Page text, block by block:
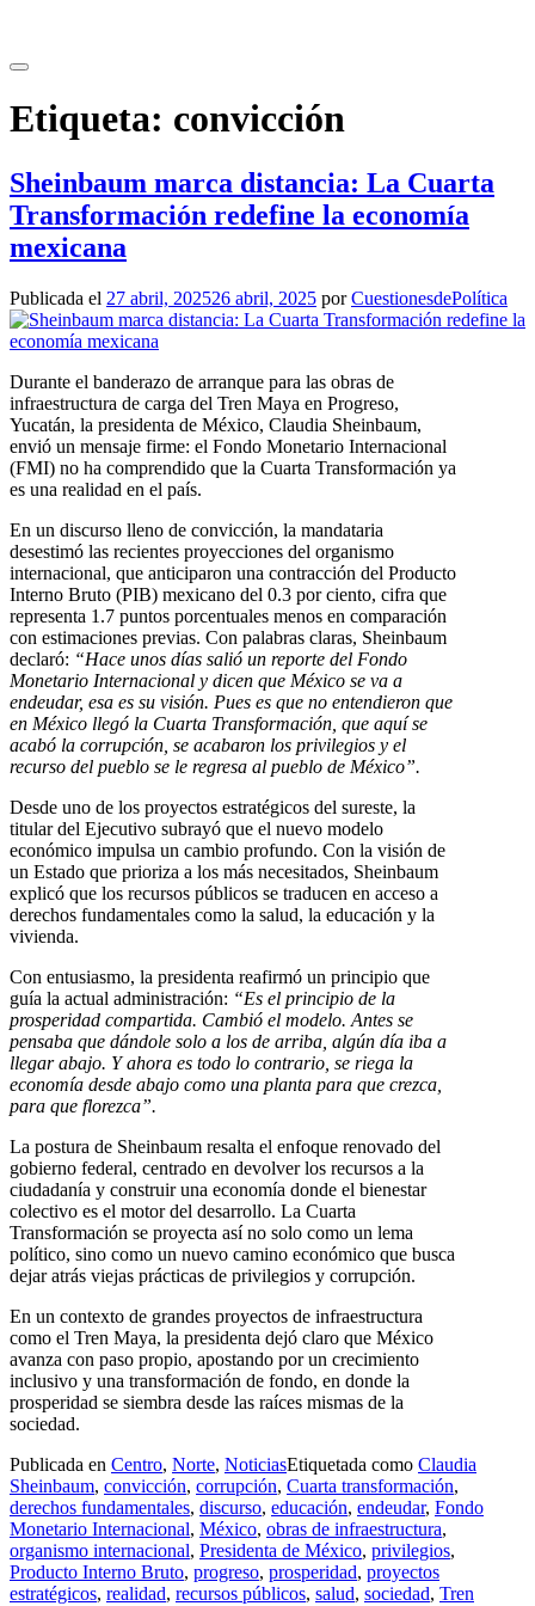
contenido
Etiqueta: convicción
Sheinbaum marca distancia: La Cuarta
Transformación redefine la economía
mexicana
Publicada el 27 abril, 202526 abril, 2025 porCuestionesdePolítica
Durante el banderazo de arranque para las obras de
infraestructura de carga del Tren Maya en Progreso,
Yucatán, la presidenta de México, Claudia Sheinbaum,
envió un mensaje firme: el Fondo Monetario Internacional
(FMI) no ha comprendido que la Cuarta Transformación ya
es una realidad en el país.
En un discurso lleno de convicción, la mandataria
desestimó las recientes proyecciones del organismo
internacional, que anticiparon una contracción del Producto
Interno Bruto (PIB) mexicano del 0.3 por ciento, cifra que
representa 1.7 puntos porcentuales menos en comparación
con estimaciones previas. Con palabras claras, Sheinbaum
declaró: “Hace unos días salió un reporte del Fondo
Monetario Internacional y dicen que México se va a
endeudar, esa es su visión. Pues es que no entendieron que
en México llegó la Cuarta Transformación, que aquí se
acabó la corrupción, se acabaron los privilegios y el
recurso del pueblo se le regresa al pueblo de México”.
Desde uno de los proyectos estratégicos del sureste, la
titular del Ejecutivo subrayó que el nuevo modelo
económico impulsa un cambio profundo. Con la visión de
un Estado que prioriza a los más necesitados, Sheinbaum
explicó que los recursos públicos se traducen en acceso a
derechos fundamentales como la salud, la educación y la
vivienda.
Con entusiasmo, la presidenta reafirmó un principio que
guía la actual administración: “Es el principio de la
prosperidad compartida. Cambió el modelo. Antes se
pensaba que dándole solo a los de arriba, algún día iba a
llegar abajo. Y ahora es todo lo contrario, se riega la
economía desde abajo como una planta para que crezca,
para que florezca”.
La postura de Sheinbaum resalta el enfoque renovado del
gobierno federal, centrado en devolver los recursos a la
ciudadanía y construir una economía donde el bienestar
colectivo es el motor del desarrollo. La Cuarta
Transformación se proyecta así no solo como un lema
político, sino como un nuevo camino económico que busca
dejar atrás viejas prácticas de privilegios y corrupción.
En un contexto de grandes proyectos de infraestructura
como el Tren Maya, la presidenta dejó claro que México
avanza con paso propio, apostando por un crecimiento
inclusivo y una transformación de fondo, en donde la
prosperidad se siembra desde las raíces mismas de la
sociedad.
Publicada en Centro, Norte, NoticiasEtiquetada como Claudia
Sheinbaum, convicción, corrupción, Cuarta transformación,
derechos fundamentales, discurso, educación, endeudar, Fondo
Monetario Internacional, México, obras de infraestructura,
organismo internacional, Presidenta de México, privilegios,
Producto Interno Bruto, progreso, prosperidad, proyectos
estratégicos, realidad, recursos públicos, salud, sociedad, Tren